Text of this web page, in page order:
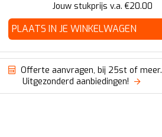
Jouw stukprijs v.a. €20.00
PLAATS IN JE WINKELWAGEN
Offerte aanvragen, bij 25st of meer.
Uitgezonderd aanbiedingen!